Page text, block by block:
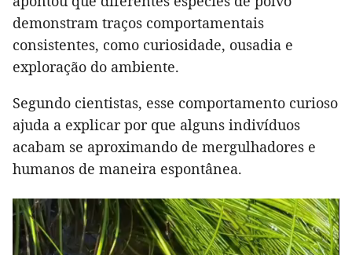
demonstram traços comportamentais
consistentes, como curiosidade, ousadia e
exploração do ambiente.
Segundo cientistas, esse comportamento curioso
ajuda a explicar por que alguns indivíduos
acabam se aproximando de mergulhadores e
humanos de maneira espontânea.